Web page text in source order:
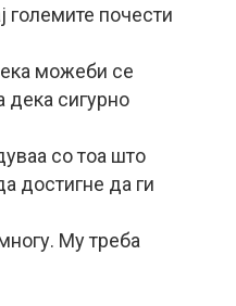
големите почести
можеби се
дека сигурно
со тоа што
достигне да ги
Му треба